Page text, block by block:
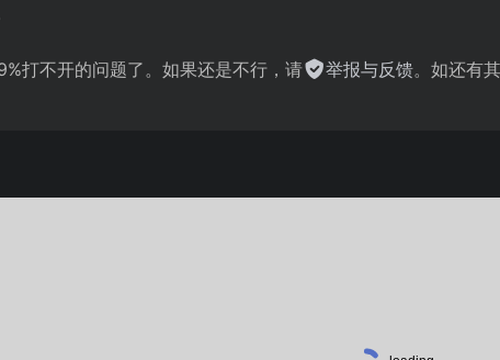
打不开的问题了。如果还是不行，请 举报与反馈。如还有